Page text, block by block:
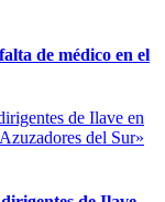
de médico en el